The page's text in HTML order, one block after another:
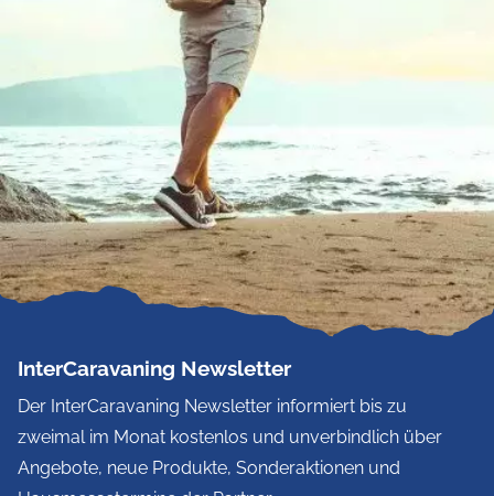
InterCaravaning Newsletter
Der InterCaravaning Newsletter informiert bis zu
zweimal im Monat kostenlos und unverbindlich über
Angebote, neue Produkte, Sonderaktionen und